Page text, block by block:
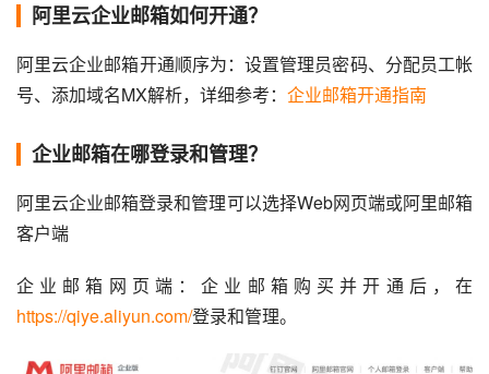
阿里云企业邮箱如何开通？
阿里云企业邮箱开通顺序为：设置管理员密码、分配员工帐
号、添加域名MX解析，详细参考： 企业邮箱开通指南
企业邮箱在哪登录和管理？
阿里云企业邮箱登录和管理可以选择Web网页端或阿里邮箱
客户端
企业邮箱网页端：企业邮箱购买并开通后，在
https://qiye.aliyun.com/登录和管理。